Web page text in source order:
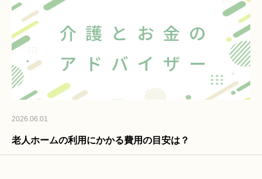
2026.06.01
老人ホームの利用にかかる費用の目安は？